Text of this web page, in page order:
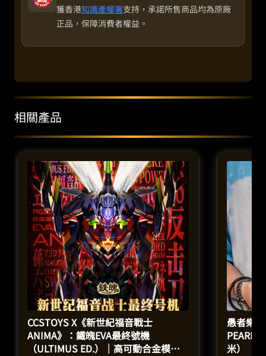
獲香港知識產權署支持，承諾所售商品均為原廠
正品，保障消費者權益。
相關產品
CCSTOYS X《新世紀福音戰士
ANIMA》：鐵魄EVA最終號機
（ULTIMUS ED.）｜高可動合金模型
愚者樂
PEARL
米）